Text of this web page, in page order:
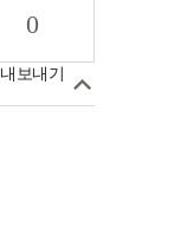
0
내보내기